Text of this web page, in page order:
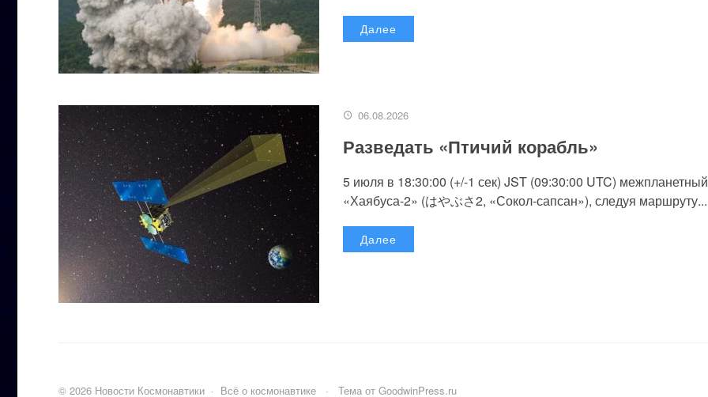
Далее
06.08.2026
Разведать «Птичий корабль»
5 июля в 18:30:00 (+/-1 сек) JST (09:30:00 UTC)
«Хаябуса-2» (はやぶさ2, «Сокол-сапсан»), следуя маршруту...
Далее
© 2026 Новости Космонавтики · Всё о космонавтике · Тема от GoodwinPress.ru